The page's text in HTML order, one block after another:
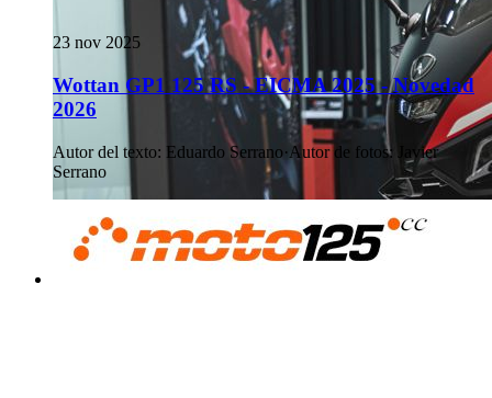
23 nov 2025
Wottan GP1 125 RS - EICMA 2025 - Novedad
2026
Autor del texto: Eduardo Serrano· Autor de fotos:
Javier
Serrano